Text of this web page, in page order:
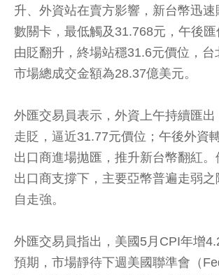
升、外資站在賣方影響，新台幣迅
數關卡，最低觸及31.768元，午後匯
由貶翻升，終場站穩31.6元價位，台
市場總成交金額為28.37億美元。
外匯交易員表示，外資上午持續匯出
走貶，逼近31.77元價位；午後外資
出口商進場拋匯，推升新台幣翻紅
出口商支撐下，主要亞幣普遍走弱
自走強。
外匯交易員指出，美國5月CPI年增
預期，市場靜待下週美國聯準會（